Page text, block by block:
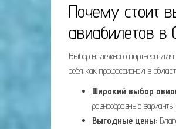
Почему стоит
авиабилетов в
Выбор надежного партнера для
себя как профессионал в
Широкий выбор
разнообразные
Выгодные цены: